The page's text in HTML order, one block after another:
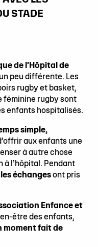
STADE
de l’Hôpital de
peu différente. Les
rugby et basket,
féminine rugby sont
enfants hospitalisés.
simple,
aux enfants une
à autre chose
à l’hôpital. Pendant
échanges ont pris
Enfance et
être des enfants,
moment fait de